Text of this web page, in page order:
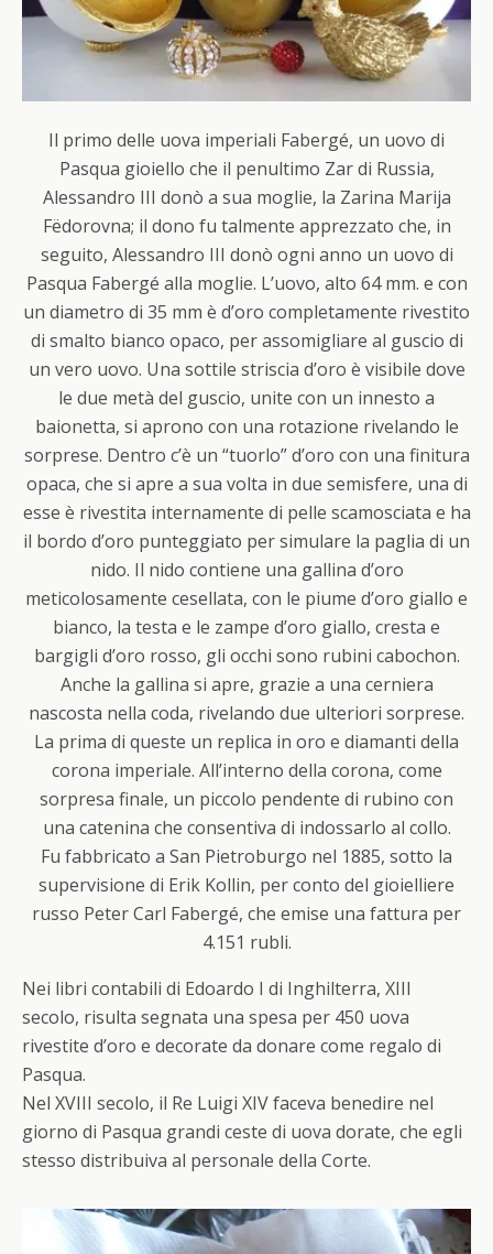
Il primo delle uova imperiali Fabergé, un uovo di
Pasqua gioiello che il penultimo Zar di Russia,
Alessandro III donò a sua moglie, la Zarina Marija
Fëdorovna; il dono fu talmente apprezzato che, in
seguito, Alessandro III donò ogni anno un uovo di
Pasqua Fabergé alla moglie. L’uovo, alto 64 mm. e con
un diametro di 35 mm è d’oro completamente rivestito
di smalto bianco opaco, per assomigliare al guscio di
un vero uovo. Una sottile striscia d’oro è visibile dove
le due metà del guscio, unite con un innesto a
baionetta, si aprono con una rotazione rivelando le
sorprese. Dentro c’è un “tuorlo” d’oro con una finitura
opaca, che si apre a sua volta in due semisfere, una di
esse è rivestita internamente di pelle scamosciata e ha
il bordo d’oro punteggiato per simulare la paglia di un
nido. Il nido contiene una gallina d’oro
meticolosamente cesellata, con le piume d’oro giallo e
bianco, la testa e le zampe d’oro giallo, cresta e
bargigli d’oro rosso, gli occhi sono rubini cabochon.
Anche la gallina si apre, grazie a una cerniera
nascosta nella coda, rivelando due ulteriori sorprese.
La prima di queste un replica in oro e diamanti della
corona imperiale. All’interno della corona, come
sorpresa finale, un piccolo pendente di rubino con
una catenina che consentiva di indossarlo al collo.
Fu fabbricato a San Pietroburgo nel 1885, sotto la
supervisione di Erik Kollin, per conto del gioielliere
russo Peter Carl Fabergé, che emise una fattura per
4.151 rubli.
Nei libri contabili di Edoardo I di Inghilterra, XIII
secolo, risulta segnata una spesa per 450 uova
rivestite d’oro e decorate da donare come regalo di
Pasqua.
Nel XVIII secolo, il Re Luigi XIV faceva benedire nel
giorno di Pasqua grandi ceste di uova dorate, che egli
stesso distribuiva al personale della Corte.